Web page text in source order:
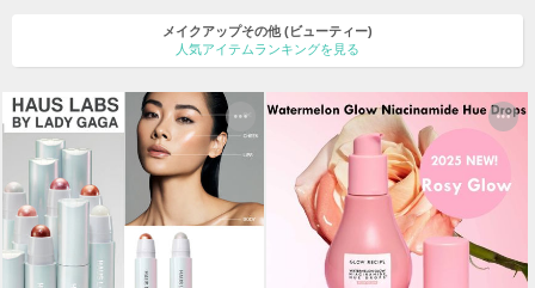
メイクアップその他 (ビューティー)
人気アイテムランキングを見る